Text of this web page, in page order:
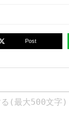
Post